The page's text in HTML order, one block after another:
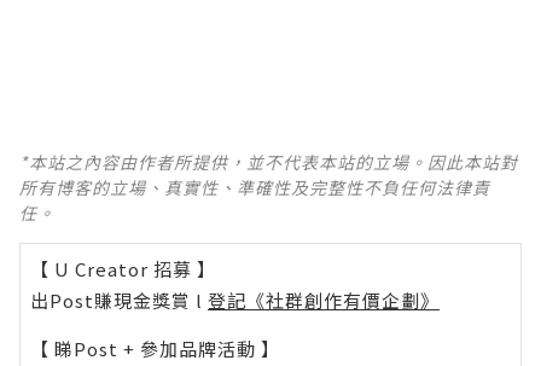
*本站之內容由作者所提供，並不代表本站的立場。因此本站對
所有博客的立場、真實性、準確性及完整性不負任何法律責
任。
【 U Creator 招募 】
出Post賺現金獎賞 l 登記《社群創作有價企劃》
【 睇Post + 參加品牌活動 】